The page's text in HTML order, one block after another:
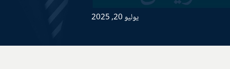
يوليو 20, 2025